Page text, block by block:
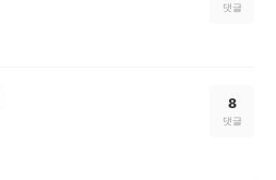
댓글
8
댓글